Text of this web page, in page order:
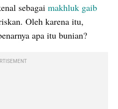
sebagai makhluk gaib
Oleh karena itu,
apa itu bunian?